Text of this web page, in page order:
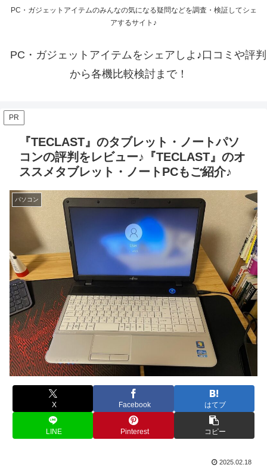
PC・ガジェットアイテムのみんなの気になる疑問などを調査・検証してシェ
アするサイト♪
PC・ガジェットアイテムをシェアしよ♪口コミや評判
から各機比較検討まで！
PR
『TECLAST』のタブレット・ノートパソ
コンの評判をレビュー♪『TECLAST』のオ
ススメタブレット・ノートPCもご紹介♪
パソコン
X Facebook はてブ
LINE Pinterest コピー
2025.02.18